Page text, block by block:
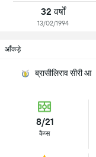
32 वर्षों
13/02/1994
आँकड़े
ब्रासीलिराव सीरी आ
8/21
कैप्स